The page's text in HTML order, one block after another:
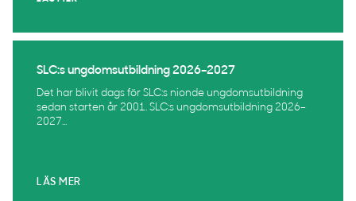
SLC:s ungdomsutbildning 2026–2027
Det har blivit dags för SLC:s nionde ungdomsutbildning
sedan starten år 2001. SLC:s ungdomsutbildning 2026–
2027...
LÄS MER